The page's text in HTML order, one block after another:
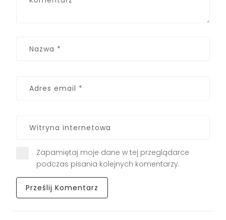
Zapamiętaj moje dane w tej przeglądarce
podczas pisania kolejnych komentarzy.